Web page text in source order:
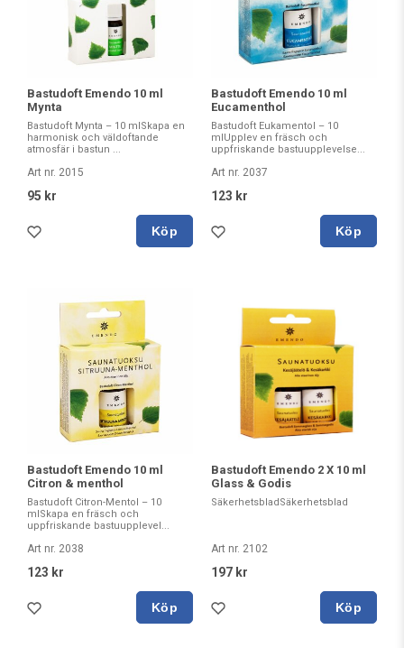
Bastudoft Emendo 10 ml
Mynta
Bastudoft Mynta – 10 mlSkapa en
harmonisk och väldoftande
atmosfär i bastun ...
Art nr. 2015
95 kr
Köp
Bastudoft Emendo 10 ml
Eucamenthol
Bastudoft Eukamentol – 10
mlUpplev en fräsch och
uppfriskande bastuupplevelse...
Art nr. 2037
123 kr
Köp
Bastudoft Emendo 10 ml
Citron & menthol
Bastudoft Citron-Mentol – 10
mlSkapa en fräsch och
uppfriskande bastuupplevel...
Art nr. 2038
123 kr
Köp
Bastudoft Emendo 2 X 10 ml
Glass & Godis
SäkerhetsbladSäkerhetsblad
Art nr. 2102
197 kr
Köp